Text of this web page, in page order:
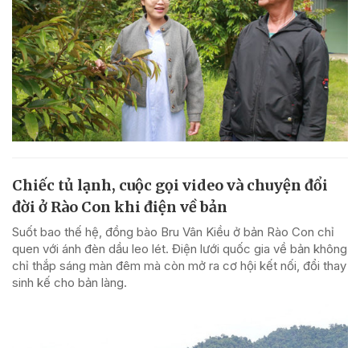
Chiếc tủ lạnh, cuộc gọi video và chuyện đổi
đời ở Rào Con khi điện về bản
Suốt bao thế hệ, đồng bào Bru Vân Kiều ở bản Rào Con chỉ
quen với ánh đèn dầu leo lét. Điện lưới quốc gia về bản không
chỉ thắp sáng màn đêm mà còn mở ra cơ hội kết nối, đổi thay
sinh kế cho bản làng.